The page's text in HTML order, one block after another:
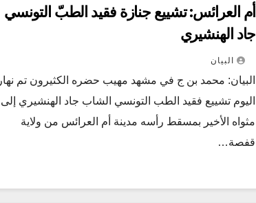
أم العرائس: تشييع جنازة فقيد الطبّ التونسي
جاد الهنشيري
البيان
البيان: محمد بن ج في مشهد مهيب حضره الكثيرون تم نهار
اليوم تشييع فقيد الطب التونسي الشاب جاد الهنشيري إلى
مثواه الأخير بمسقط رأسه مدينة أم العرائس من ولاية
قفصة…